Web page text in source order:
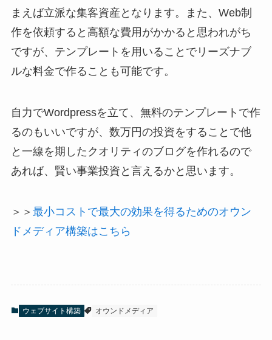
まえば立派な集客資産となります。また、Web制
作を依頼すると高額な費用がかかると思われがち
ですが、テンプレートを用いることでリーズナブ
ルな料金で作ることも可能です。
自力でWordpressを立て、無料のテンプレートで作
るのもいいですが、数万円の投資をすることで他
と一線を期したクオリティのブログを作れるので
あれば、賢い事業投資と言えるかと思います。
＞＞ 最小コストで最大の効果を得るためのオウン
ドメディア構築はこちら
ウェブサイト構築 オウンドメディア